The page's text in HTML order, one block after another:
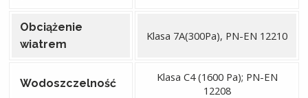
Obciążenie
wiatrem
Klasa 7A(300Pa), PN-EN 12210
Wodoszczelność
Klasa C4 (1600 Pa); PN-EN
12208